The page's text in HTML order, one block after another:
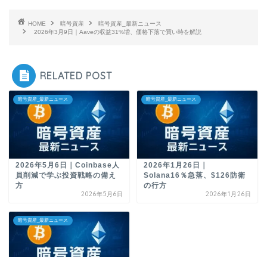
HOME 暗号資産
暗号資産_最新ニュース
2026年3月9日｜Aaveの収益31%増、価格下落で買い時を解説
RELATED POST
暗号資産_最新ニュース
2026年5月6日｜Coinbase人
員削減で学ぶ投資戦略の備え
方
2026年5月6日
暗号資産_最新ニュース
2026年1月26日｜
Solana16％急落、$126防衛
の行方
2026年1月26日
暗号資産_最新ニュース